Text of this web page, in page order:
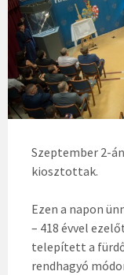
Szeptember 2-
kiosztottak.
Ezen a napon
– 418 évvel
telepített a
rendhagyó